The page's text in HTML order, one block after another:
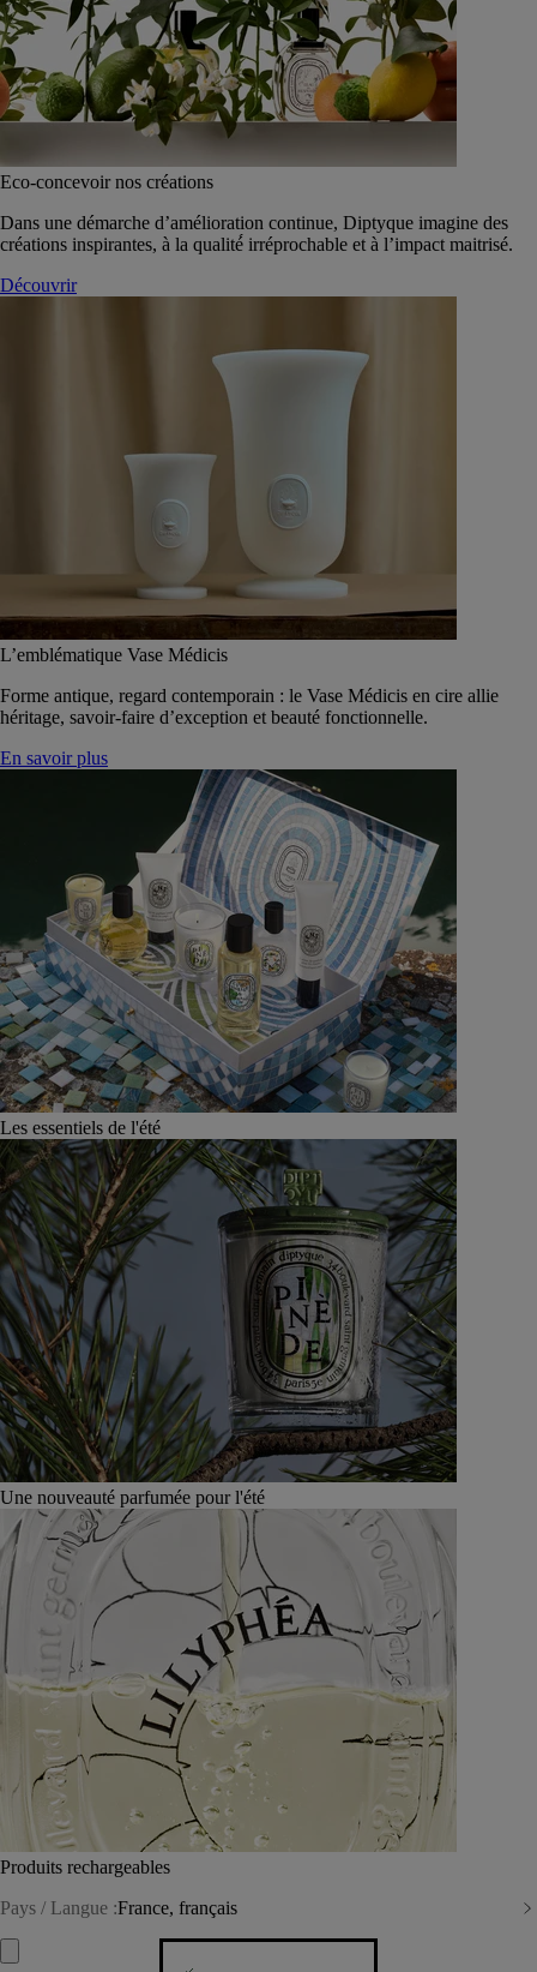
Eco-concevoir nos créations
Dans une démarche d’amélioration continue, Diptyque imagine des
créations inspirantes, à la qualité́ irréprochable et à l’impact maitrisé.
Découvrir
L’emblématique Vase Médicis
Forme antique, regard contemporain : le Vase Médicis en cire allie
héritage, savoir-faire d’exception et beauté fonctionnelle.
En savoir plus
Les essentiels de l'été
Une nouveauté parfumée pour l'été
Produits rechargeables
Pays / Langue :France, français